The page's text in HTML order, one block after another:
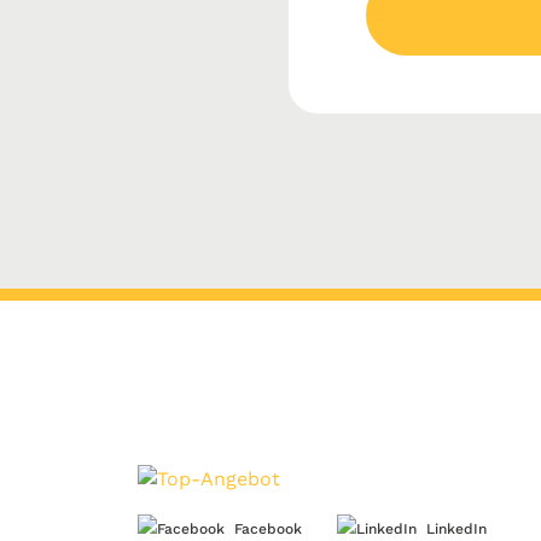
Facebook LinkedIn